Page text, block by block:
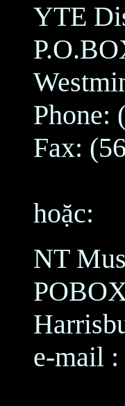
YTE
Phone:
Fax:
hoặc:
NT
e-mail :